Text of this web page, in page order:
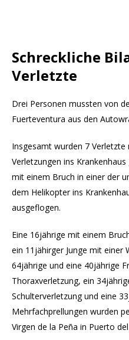
Schreckliche
Verletzte
Drei Personen mussten von
Fuerteventura aus den
Insgesamt wurden 7
Verletzungen ins
mit einem Bruch in einer der
dem Helikopter ins
ausgeflogen.
Eine 16jährige mit einem
ein 11jähirger Junge mit einer
64jährige und eine 40jährige
Thoraxverletzung, ein
Schulterverletzung und eine
Mehrfachprellungen wurden
Virgen de la Peña in Puerto